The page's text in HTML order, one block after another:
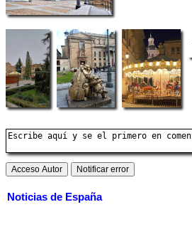
Noticias de España